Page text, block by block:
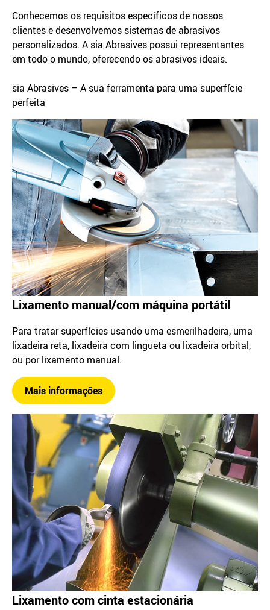
Conhecemos os requisitos específicos de nossos
clientes e desenvolvemos sistemas de abrasivos
personalizados. A sia Abrasives possui representantes
em todo o mundo, oferecendo os abrasivos ideais.
sia Abrasives – A sua ferramenta para uma superfície
perfeita
Lixamento manual/com máquina portátil
Para tratar superfícies usando uma esmerilhadeira, uma
lixadeira reta, lixadeira com lingueta ou lixadeira orbital,
ou por lixamento manual.
Mais informações
Lixamento com cinta estacionária